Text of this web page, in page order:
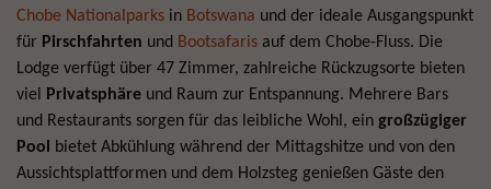
Chobe Nationalparks in Botswana und der ideale Ausgangspunkt
für Pirschfahrten und Bootsafaris auf dem Chobe-Fluss. Die
Lodge verfügt über 47 Zimmer, zahlreiche Rückzugsorte bieten
viel
Privatsphäre und Raum zur Entspannung. Mehrere Bars
und Restaurants sorgen für das leibliche Wohl, ein großzügiger
Pool
bietet Abkühlung während der Mittagshitze und von den
Aussichtsplattformen und dem Holzsteg genießen Gäste den